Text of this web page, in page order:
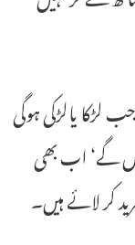
لڑکا یالڑکی ہوگی
گے‘ اب بھی
کر لائے ہیں۔